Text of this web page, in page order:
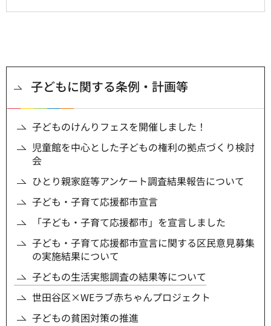
子どもに関する条例・計画等
子どものけんりフェスを開催しました！
児童館を中心とした子どもの権利の拠点づくり検討
会
ひとり親家庭等アンケート調査結果報告について
子ども・子育て応援都市宣言
「子ども・子育て応援都市」を宣言しました
子ども・子育て応援都市宣言に関する区民意見募集
の実施結果について
子どもの生活実態調査の結果等について
世田谷区×WEラブ赤ちゃんプロジェクト
子どもの貧困対策の推進